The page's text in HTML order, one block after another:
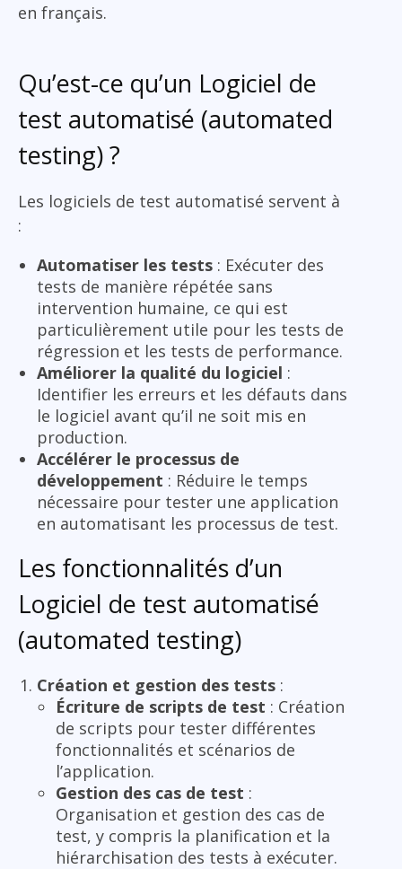
en français.
Qu’est-ce qu’un Logiciel de
test automatisé (automated
testing) ?
Les logiciels de test automatisé servent à
:
Automatiser les tests : Exécuter des
tests de manière répétée sans
intervention humaine, ce qui est
particulièrement utile pour les tests de
régression et les tests de performance.
Améliorer la qualité du logiciel :
Identifier les erreurs et les défauts dans
le logiciel avant qu’il ne soit mis en
production.
Accélérer le processus de
développement : Réduire le temps
nécessaire pour tester une application
en automatisant les processus de test.
Les fonctionnalités d’un
Logiciel de test automatisé
(automated testing)
Création et gestion des tests :
Écriture de scripts de test : Création
de scripts pour tester différentes
fonctionnalités et scénarios de
l’application.
Gestion des cas de test :
Organisation et gestion des cas de
test, y compris la planification et la
hiérarchisation des tests à exécuter.